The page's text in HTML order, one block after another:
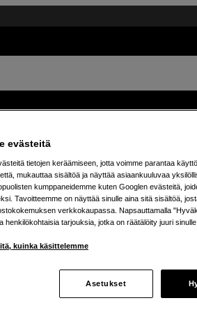
% alennusta teenage
evästeitä
tietojen keräämiseen, jotta voimme parantaa
mukauttaa sisältöä ja näyttää asiaankuuluvaa
kumppaneidemme kuten Googlen evästeitä,
Tavoitteemme on näyttää sinulle aina sitä sisältöä,
verkkokaupassa. Napsauttamalla
henkilökohtaisia tarjouksia, jotka on räätälöity juuri
kuinka käsittelemme
Asetukset